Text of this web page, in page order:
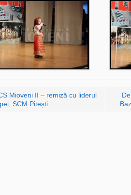
articole
Mioveni II – remiză cu liderul
SCM Pitești